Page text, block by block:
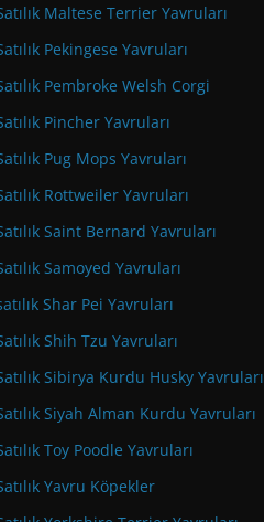
Maltese Terrier Yavruları
Pekingese Yavruları
Pembroke Welsh Corgi
Pincher Yavruları
Pug Mops Yavruları
Rottweiler Yavruları
Saint Bernard Yavruları
Samoyed Yavruları
Shar Pei Yavruları
Shih Tzu Yavruları
Sibirya Kurdu Husky Yavruları
Siyah Alman Kurdu Yavruları
Toy Poodle Yavruları
Yavru Köpekler